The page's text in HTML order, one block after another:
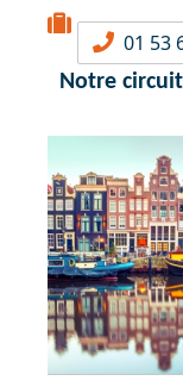
01 53
Notre circuit